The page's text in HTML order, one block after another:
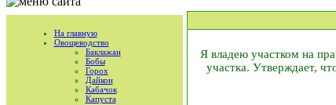
На главную
Овощеводство
Баклажан
Бобы
Горох
Дайкон
Кабачок
Капуста
Я владею участком на
участка. Утверждает,